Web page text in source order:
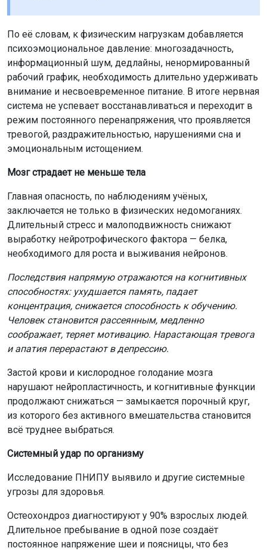
По её словам, к физическим нагрузкам добавляется
психоэмоциональное давление: многозадачность,
информационный шум, дедлайны, ненормированный
рабочий график, необходимость длительно удерживать
внимание и несвоевременное питание. В итоге нервная
система не успевает восстанавливаться и переходит в
режим постоянного перенапряжения, что проявляется
тревогой, раздражительностью, нарушениями сна и
эмоциональным истощением.
Мозг страдает не меньше тела
Главная опасность, по наблюдениям учёных,
заключается не только в физических недомоганиях.
Длительный стресс и малоподвижность снижают
выработку нейротрофического фактора — белка,
необходимого для роста и выживания нейронов.
Последствия напрямую отражаются на когнитивных
способностях: ухудшается память, падает
концентрация, снижается способность к обучению.
Человек становится рассеянным, медленно
соображает, теряет мотивацию. Нарастающая тревога
и апатия перерастают в депрессию.
Застой крови и кислородное голодание мозга
нарушают нейропластичность, и когнитивные функции
продолжают снижаться — замыкается порочный круг,
из которого без активного вмешательства становится
всё труднее выбраться.
Системный удар по организму
Исследование ПНИПУ выявило и другие системные
угрозы для здоровья.
Остеохондроз диагностируют у 90% взрослых людей.
Длительное пребывание в одной позе создаёт
постоянное напряжение шеи и поясницы, что без